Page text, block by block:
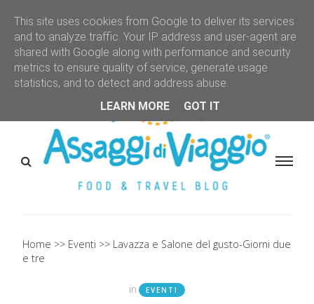
Home Eventi
Lavazza e Salone del gusto-Giorni due
e tre
in EVENTI
This site uses cookies from Google to deliver its services
and to analyze traffic. Your IP address and user-agent are
shared with Google along with performance and security
metrics to ensure quality of service, generate usage
statistics, and to detect and address abuse.
LEARN MORE
GOT IT